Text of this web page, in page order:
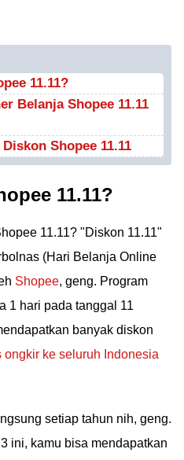
11.11?
Belanja Shopee 11.11
Shopee 11.11
11.11?
11.11? "Diskon 11.11"
(Hari Belanja Online
Shopee, geng. Program
1 hari pada tanggal 11
banyak diskon
ongkir ke seluruh Indonesia
setiap tahun nih, geng.
ini, kamu bisa mendapatkan